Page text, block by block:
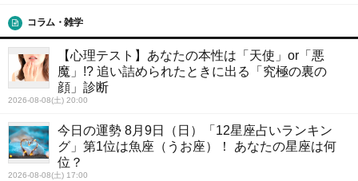
コラム・雑学
【心理テスト】あなたの本性は「天使」or「悪
魔」!? 追い詰められたときに出る「究極の裏の
顔」診断
2026-08-08(土) 20:00
今日の運勢 8月9日（日）「12星座占いランキン
グ」第1位は魚座（うお座）！ あなたの星座は何
位？
2026-08-08(土) 17:00